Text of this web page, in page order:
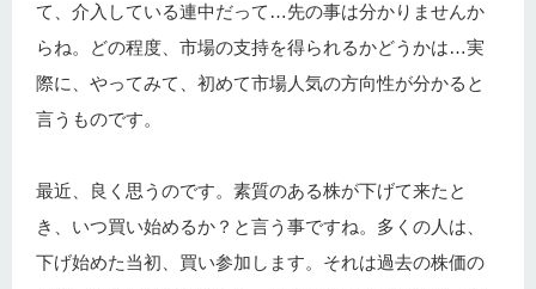
て、介入している連中だって…先の事は分かりませんか
らね。どの程度、市場の支持を得られるかどうかは…実
際に、やってみて、初めて市場人気の方向性が分かると
言うものです。
最近、良く思うのです。素質のある株が下げて来たと
き、いつ買い始めるか？と言う事ですね。多くの人は、
下げ始めた当初、買い参加します。それは過去の株価の